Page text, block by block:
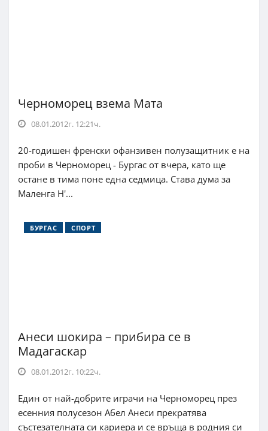
Черноморец взема Мата
08.01.2012г. 12:21ч.
20-годишен френски офанзивен полузащитник е на
проби в Черноморец - Бургас от вчера, като ще
остане в тима поне една седмица. Става дума за
Маленга Н'...
БУРГАС СПОРТ
Анеси шокира – прибира се в
Мадагаскар
08.01.2012г. 10:22ч.
Един от най-добрите играчи на Черноморец през
есенния полусезон Aбел Анеси прекратява
състезателната си кариера и се връща в родния си